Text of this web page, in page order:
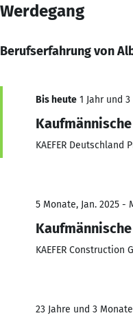
Werdegang
Berufserfahrung von
Bis heute 1 Jahr und
KAEFER Deutschland
5 Monate, Jan. 2025 -
KAEFER Construction
23 Jahre und 3